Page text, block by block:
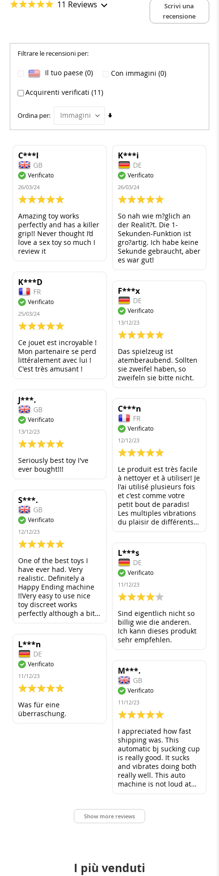
11 Reviews
Scrivi una
recensione
Filtrare le recensioni per:
Il tuo paese (0) Con immagini (0)
Acquirenti verificati (11)
Ordina per
Imposta
C***l
GB
Verificato
26/03/24
100%
Amazing toy works
perfectly and has a killer
grip!! Never thought I’d
love a sex toy so much I
review it
K***i
DE
Verificato
26/03/24
100%
So nah wie m?glich an
der Realit?t. Die 1-
Sekunden-Funktion ist
gro?artig. Ich habe keine
Sekunde gebraucht, aber
es war gut!
K***D
FR
Verificato
25/03/24
100%
Ce jouet est incroyable !
Mon partenaire se perd
littéralement avec lui !
C'est très amusant !
F***x
DE
Verificato
13/12/23
100%
Das spielzeug ist
atemberaubend. Sollten
sie zweifel haben, so
zweifeln sie bitte nicht.
J***.
GB
Verificato
13/12/23
100%
Seriously best toy I've
ever bought!!!
C***n
FR
Verificato
12/12/23
100%
Le produit est très facile
à nettoyer et à utiliser! Je
l'ai utilisé plusieurs fois
et c'est comme votre
petit bout de paradis!
Les multiples vibrations
du plaisir de différents
S***.
GB
Verificato
12/12/23
100%
One of the best toys I
have ever had. Very
realistic. Definitely a
Happy Ending machine
!!Very easy to use nice
toy discreet works
perfectly although a bit
perfectly only other thing
is that the flesh like
sleeve Is a little thin.
L***s
DE
Verificato
11/12/23
80%
Sind eigentlich nicht so
billig wie die anderen.
Ich kann dieses produkt
sehr empfehlen.
L***n
DE
Verificato
11/12/23
100%
Was für eine
überraschung.
M***.
GB
Verificato
11/12/23
100%
I appreciated how fast
shipping was. This
automatic bj sucking cup
is really good. It sucks
and vibrates doing both
really well. This auto
machine is not loud at
sleeping housemates. I
thought this would be a
Show more reviews
I più venduti